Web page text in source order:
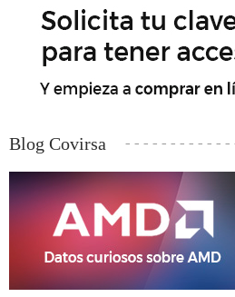
Blog Covirsa